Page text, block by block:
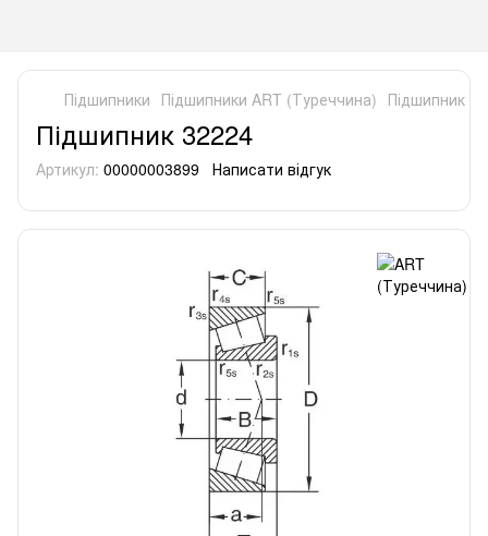
Підшипники Підшипники ART (Туреччина) Підшипник
Підшипник 32224
Артикул: 00000003899 Написати відгук